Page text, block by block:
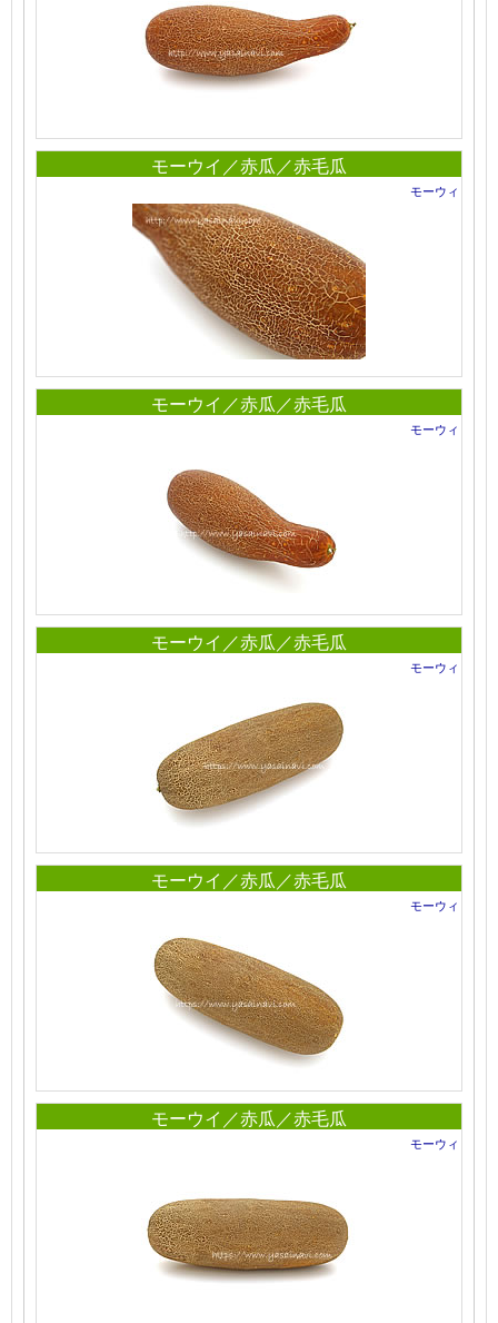
モーウイ／赤瓜／赤毛瓜
モーウィ
モーウイ／赤瓜／赤毛瓜
モーウィ
モーウイ／赤瓜／赤毛瓜
モーウィ
モーウイ／赤瓜／赤毛瓜
モーウィ
モーウイ／赤瓜／赤毛瓜
モーウィ